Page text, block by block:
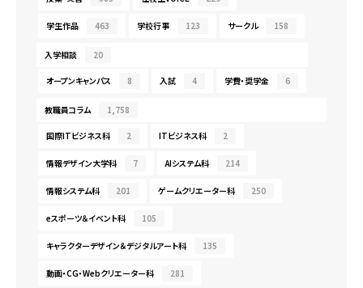
学生作品 463 学校行事 123 サークル 158
入学相談 20
オープンキャンパス 8 入試 4 学費・奨学金 6
教職員コラム 1,758
国際ITビジネス科 2 ITビジネス科 2
情報デザイン大学科 7 AIシステム科 214
情報システム科 201 ゲームクリエーター科 250
eスポーツ＆イベント科 105
キャラクターデザイン＆デジタルアート科 135
動画・CG・Webクリエーター科 281